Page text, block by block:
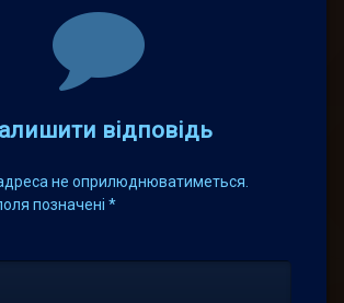
відповідь
не оприлюднюватиметься.
позначені *